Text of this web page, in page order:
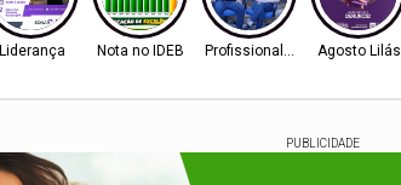
Liderança Nota no IDEB ProfissionalizaçãoAgosto Lilás
PUBLICIDADE